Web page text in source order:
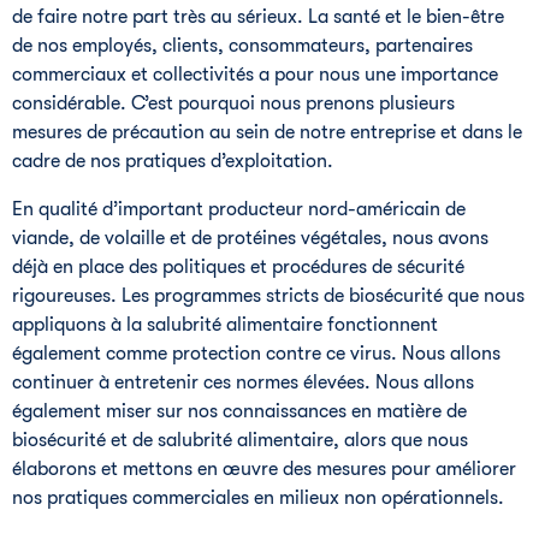
de faire notre part très au sérieux. La santé et le bien-être
de nos employés, clients, consommateurs, partenaires
commerciaux et collectivités a pour nous une importance
considérable. C’est pourquoi nous prenons plusieurs
mesures de précaution au sein de notre entreprise et dans le
cadre de nos pratiques d’exploitation.
En qualité d’important producteur nord-américain de
viande, de volaille et de protéines végétales, nous avons
déjà en place des politiques et procédures de sécurité
rigoureuses. Les programmes stricts de biosécurité que nous
appliquons à la salubrité alimentaire fonctionnent
également comme protection contre ce virus. Nous allons
continuer à entretenir ces normes élevées. Nous allons
également miser sur nos connaissances en matière de
biosécurité et de salubrité alimentaire, alors que nous
élaborons et mettons en œuvre des mesures pour améliorer
nos pratiques commerciales en milieux non opérationnels.